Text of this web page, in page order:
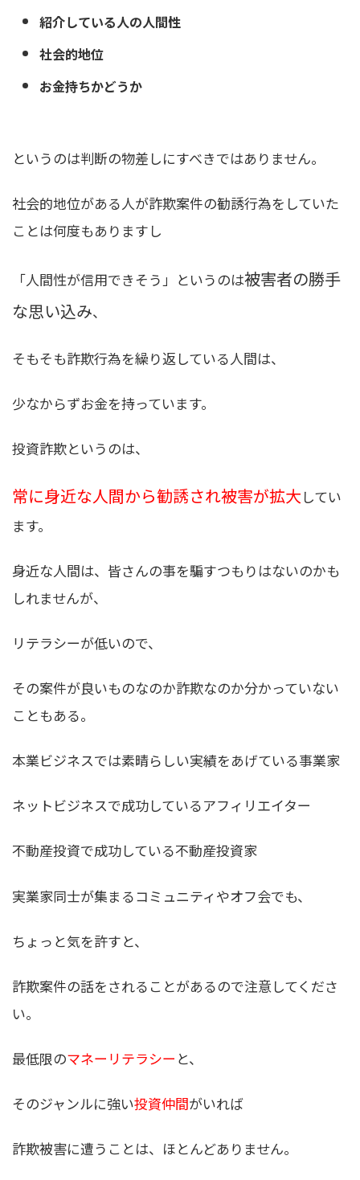
紹介している人の人間性
社会的地位
お金持ちかどうか
というのは判断の物差しにすべきではありません。
社会的地位がある人が詐欺案件の勧誘行為をしていた
ことは何度もありますし
「人間性が信用できそう」というのは被害者の勝手
な思い込み、
そもそも詐欺行為を繰り返している人間は、
少なからずお金を持っています。
投資詐欺というのは、
常に身近な人間から勧誘され被害が拡大 してい
ます。
身近な人間は、皆さんの事を騙すつもりはないのかも
しれませんが、
リテラシーが低いので、
その案件が良いものなのか詐欺なのか分かっていない
こともある。
本業ビジネスでは素晴らしい実績をあげている事業家
ネットビジネスで成功しているアフィリエイター
不動産投資で成功している不動産投資家
実業家同士が集まるコミュニティやオフ会でも、
ちょっと気を許すと、
詐欺案件の話をされることがあるので注意してくださ
い。
最低限のマネーリテラシー と、
そのジャンルに強い投資仲間がいれば
詐欺被害に遭うことは、ほとんどありません。